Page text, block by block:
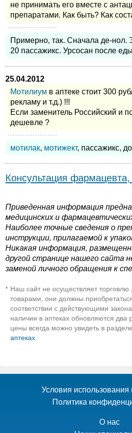
не принимать его вместе с
препаратами. Как быть? Как
Примерно, так. Сначала де-нол.
20 пассажикс. Урсосан после
25.04.2012
Мотилиум в аптеке стоит 300
рекламу и т.д.) !!!
Если заменитель Российский и
дешевле ?
мотилак, мотижект, пассажикс,
Консультация
Приведенная информация
медицинских и
Наиболее точные сведения о
инструкции, прилагаемой к
Никакая информация,
другой странице нашего сайта
заменой личного обращения к
* Наш сайт не осуществляет
товарами, они должны
соответствии с действующими
наличии в аптеках обновляются два
цены всегда можно увидеть в разделе
аптеках.
Условия
Политика
О нас